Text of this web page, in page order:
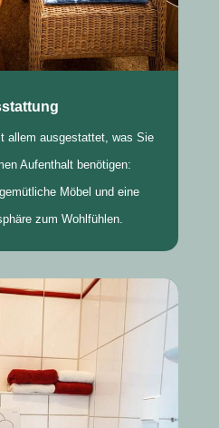
allem ausgestattet, was Sie
Aufenthalt benötigen:
Möbel und eine
zum Wohlfühlen.